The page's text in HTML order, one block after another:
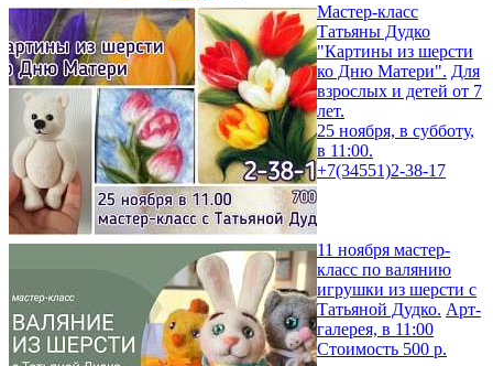
Мастер-класс
Татьяны Дудко
"Картины из шерсти
ко Дню Матери". Для
взрослых и детей от 7
лет.
25 ноября, в субботу,
в 11:00.
+7(34551)2-38-17
11 ноября мастер-
класс по валянию
игрушки из шерсти с
Татьяной Дудко. Арт-
галерея, в 11:00
Стоимость 500 р.